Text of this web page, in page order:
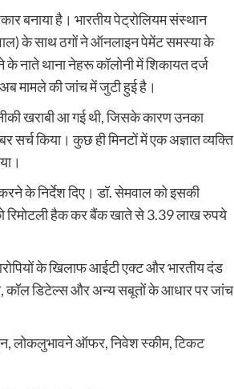
बनाया है। भारतीय पेट्रोलियम संस्थान
के साथ ठगों ने ऑनलाइन पेमेंट समस्या के
नाते थाना नेहरू कॉलोनी में शिकायत दर्ज
मामले की जांच में जुटी हुई है।
खराबी आ गई थी, जिसके कारण उनका
सर्च किया। कुछ ही मिनटों में एक अज्ञात व्यक्ति
के निर्देश दिए। डॉ. सेमवाल को इसकी
रिमोटली हैक कर बैंक खाते से 3.39 लाख रुपये
के खिलाफ आईटी एक्ट और भारतीय दंड
कॉल डिटेल्स और अन्य सबूतों के आधार पर जांच
लोकलुभावने ऑफर, निवेश स्कीम, टिकट